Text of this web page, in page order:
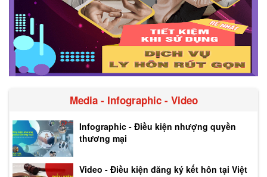
Media - Infographic - Video
Infographic - Điều kiện nhượng quyền
thương mại
Video - Điều kiện đăng ký kết hôn tại Việt